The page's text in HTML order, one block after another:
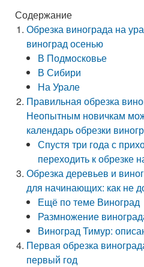
Содержание
Обрезка винограда на
виноград осенью
В Подмосковье
В Сибири
На Урале
Правильная обрезка
Неопытным новичкам
календарь обрезки
Спустя три года с
переходить к обрезке
Обрезка деревьев и
для начинающих: как не
Ещё по теме Виноград
Размножение
Виноград Тимур:
Первая обрезка
первый год